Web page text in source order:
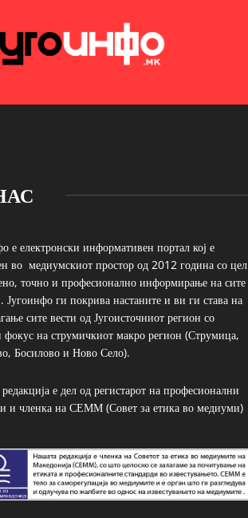
е електронски информативен портал кој е
во медиумскиот простор од 2012 година со цел
точно и професионално информирање на сите
Југоинфо ги покрива настаните и ви ги става на
сите вести од Југоисточниот регион со
фокус на струмичкиот макро регион (Струмица,
Босилово и Ново Село).
е дел од регистарот на професионални
и членка на СЕММ (Совет за етика во медиуми)